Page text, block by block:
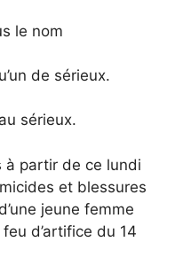
le nom
de sérieux.
sérieux.
à partir de ce lundi
et blessures
jeune femme
d’artifice du 14